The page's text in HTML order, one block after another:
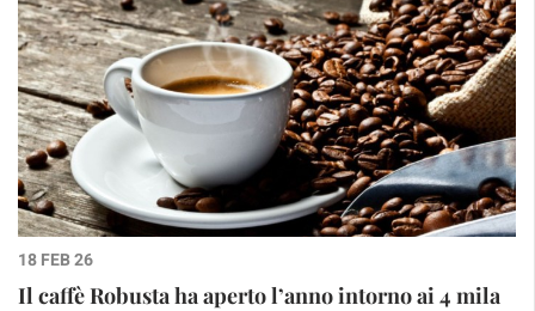
18 FEB 26
Il caffè Robusta ha aperto l’anno intorno ai 4 mila